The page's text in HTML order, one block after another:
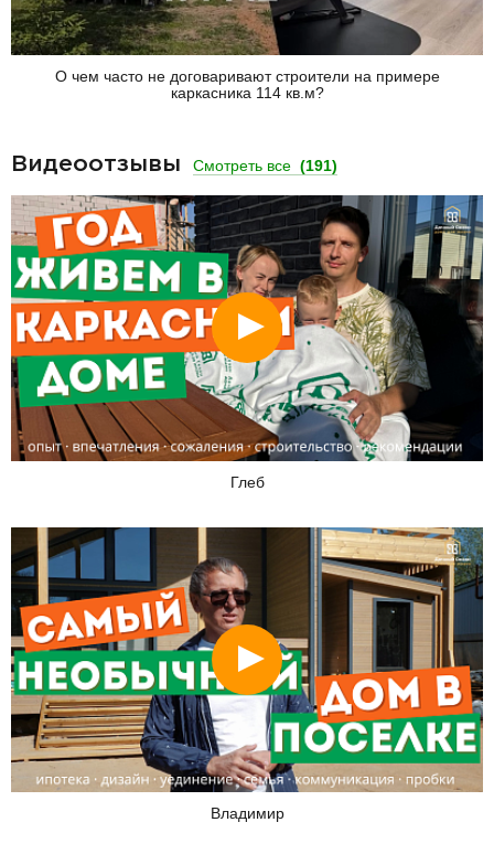
О чем часто не договаривают строители на примере
каркасника 114 кв.м?
Видеоотзывы Смотреть все (191)
Смотреть
Глеб
Смотреть
Владимир